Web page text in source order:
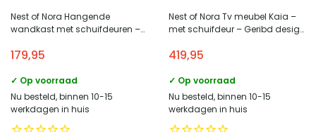
Nest of Nora Hangende
wandkast met schuifdeuren –
179,95
✓ Op voorraad
Nu besteld, binnen 10-15
werkdagen in huis
Nest of Nora Tv meubel Kaia –
met schuifdeur – Geribd design
419,95
✓ Op voorraad
Nu besteld, binnen 10-15
werkdagen in huis